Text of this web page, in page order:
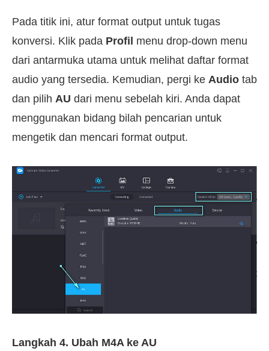
Pada titik ini, atur format output untuk tugas
konversi. Klik pada Profil menu drop-down menu
dari antarmuka utama untuk melihat daftar format
audio yang tersedia. Kemudian, pergi ke Audio tab
dan pilih AU dari menu sebelah kiri. Anda dapat
menggunakan bidang bilah pencarian untuk
mengetik dan mencari format output.
Langkah 4. Ubah M4A ke AU